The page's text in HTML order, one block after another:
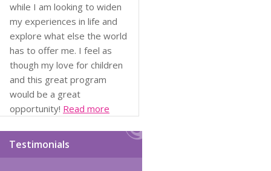
while I am looking to widen
my experiences in life and
explore what else the world
has to offer me. I feel as
though my love for children
and this great program
would be a great
opportunity! Read more
Testimonials